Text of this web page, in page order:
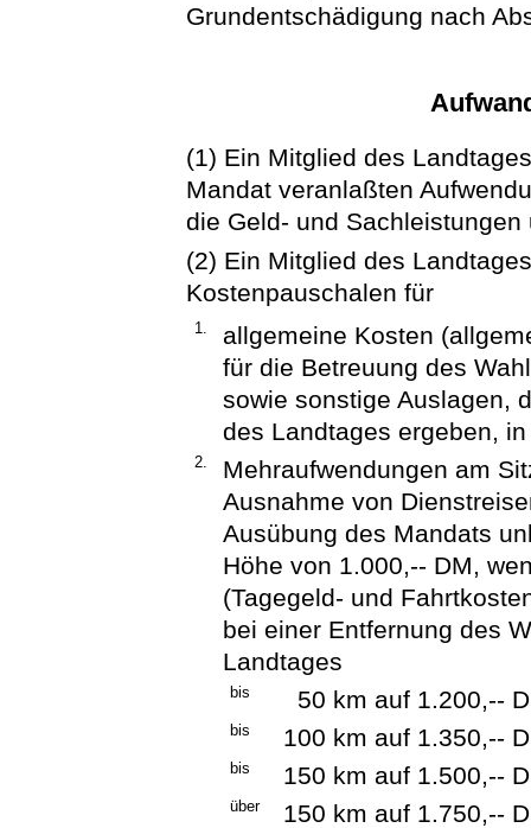
Grundentschädigung nach
(1) Ein Mitglied des
Mandat veranlaßten
die Geld- und Sachleistungen
(2) Ein Mitglied des
Kostenpauschalen für
1.
allgemeine Kosten
für die Betreuung des
sowie sonstige Auslagen,
des Landtages ergeben,
2.
Mehraufwendungen am
Ausnahme von
Ausübung des Mandats
Höhe von 1.000,-- DM,
(Tagegeld- und
bei einer Entfernung des
Landtages
bis 50 km auf 1.200,--
bis 100 km auf 1.350,--
bis 150 km auf 1.500,--
über
150 km auf 1.750,--